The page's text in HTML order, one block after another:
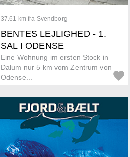
37.61 km fra Svendborg
BENTES LEJLIGHED - 1.
SAL I ODENSE
Eine Wohnung im ersten Stock in
Dalum nur 5 km vom Zentrum von
Odense...